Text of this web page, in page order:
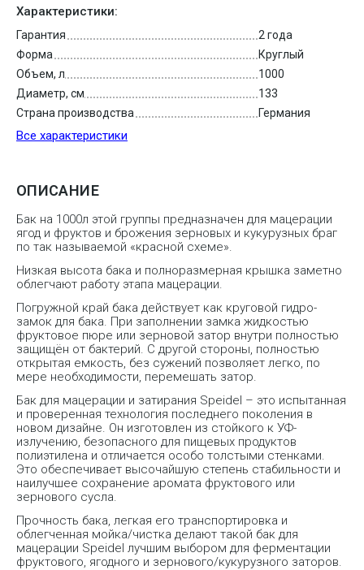
Характеристики:
Все характеристики
Гарантия
2 года
Форма
Круглый
Объем, л
1000
Диаметр, см
133
Страна производства
Германия
ОПИСАНИЕ
Бак на 1000л этой группы предназначен для мацерации
ягод и фруктов и брожения зерновых и кукурузных браг
по так называемой «красной схеме».
Низкая высота бака и полноразмерная крышка заметно
облегчают работу этапа мацерации.
Погружной край бака действует как круговой гидро-
замок для бака. При заполнении замка жидкостью
фруктовое пюре или зерновой затор внутри полностью
защищён от бактерий. С другой стороны, полностью
открытая емкость, без сужений позволяет легко, по
мере необходимости, перемешать затор.
Бак для мацерации и затирания Speidel – это испытанная
и проверенная технология последнего поколения в
новом дизайне. Он изготовлен из стойкого к УФ-
излучению, безопасного для пищевых продуктов
полиэтилена и отличается особо толстыми стенками.
Это обеспечивает высочайшую степень стабильности и
наилучшее сохранение аромата фруктового или
зернового сусла.
Прочность бака, легкая его транспортировка и
облегченная мойка/чистка делают такой бак для
мацерации Speidel лучшим выбором для ферментации
фруктового, ягодного и зернового/кукурузного заторов.